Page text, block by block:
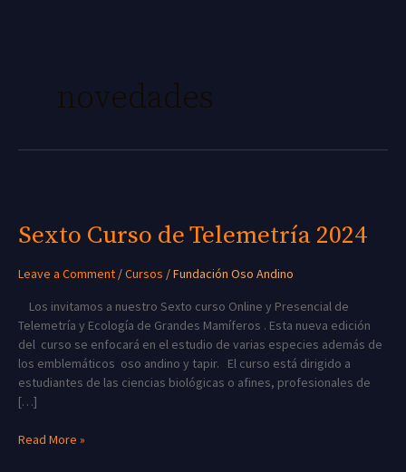
novedades
Sexto Curso de Telemetría 2024
Leave a Comment /Cursos /Fundación Oso Andino
Los invitamos a nuestro Sexto curso Online y Presencial de
Telemetría y Ecología de Grandes Mamíferos . Esta nueva edición
del curso se enfocará en el estudio de varias especies además de
los emblemáticos oso andino y tapir. El curso está dirigido a
estudiantes de las ciencias biológicas o afines, profesionales de
[…]
de
Telemetría
2024
Read More »